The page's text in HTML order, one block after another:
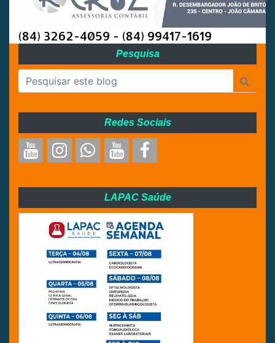
(84) 3262-4059 - (84) 99417-1619
Pesquisa
Redes Sociais
LAPAC Saúde